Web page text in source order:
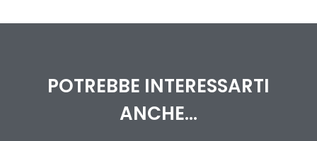
POTREBBE INTERESSARTI
ANCHE...